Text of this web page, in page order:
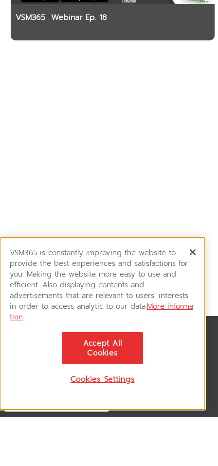
VSM365 Webinar Ep. 18
ติดตามอัพเดทข่าวสาร, โปรโมชั่น, สินค้าราคาพิเศษ ได้ก่อนใคร
VSM365 is constantly improving the website to
provide the best experiences and satisfactions for
you. Making the website more easy to use and
efficient. Also displaying contents and
advertisements that are relevant to users' interests
in order to access analytic to our data.More informa
tion
Accept All
Cookies
Cookies Settings